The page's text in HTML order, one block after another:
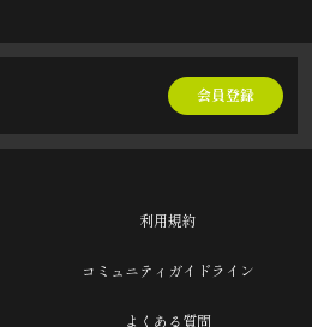
会員登録
利用規約
コミュニティガイドライン
よくある質問